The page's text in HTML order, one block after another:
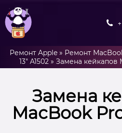
Ремонт Apple » Ремонт
13" A1502 » Замена кейкапов
Замена
MacBook